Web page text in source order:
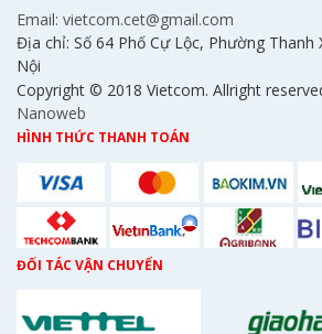
Email: vietcom.cet@gmail.com
Địa chỉ: Số 64 Phố Cự Lộc, Phường Thanh
Nội
Copyright © 2018 Vietcom. Allright
Nanoweb
HÌNH THỨC THANH TOÁN
ĐỐI TÁC VẬN CHUYỂN